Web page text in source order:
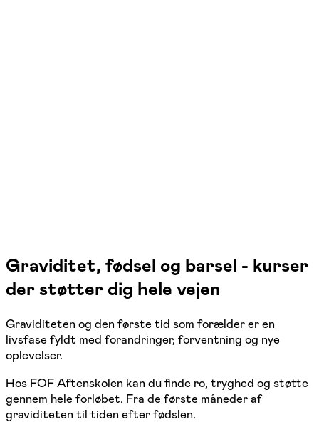
Graviditet, fødsel og barsel - kurser
der støtter dig hele vejen
Graviditeten og den første tid som forælder er en
livsfase fyldt med forandringer, forventning og nye
oplevelser.
Hos FOF Aftenskolen kan du finde ro, tryghed og støtte
gennem hele forløbet. Fra de første måneder af
graviditeten til tiden efter fødslen.